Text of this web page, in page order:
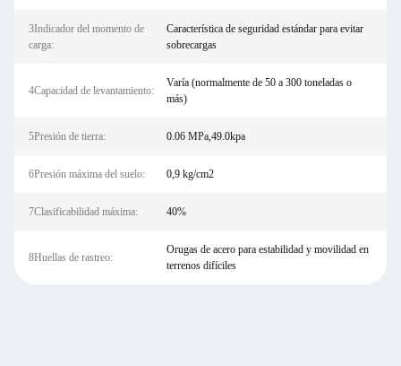
3Indicador del momento de
carga:
Característica de seguridad estándar para evitar
sobrecargas
4Capacidad de levantamiento:
Varía (normalmente de 50 a 300 toneladas o
más)
5Presión de tierra: 0.06 MPa,49.0kpa
6Presión máxima del suelo: 0,9 kg/cm2
7Clasificabilidad máxima: 40%
8Huellas de rastreo:
Orugas de acero para estabilidad y movilidad en
terrenos difíciles